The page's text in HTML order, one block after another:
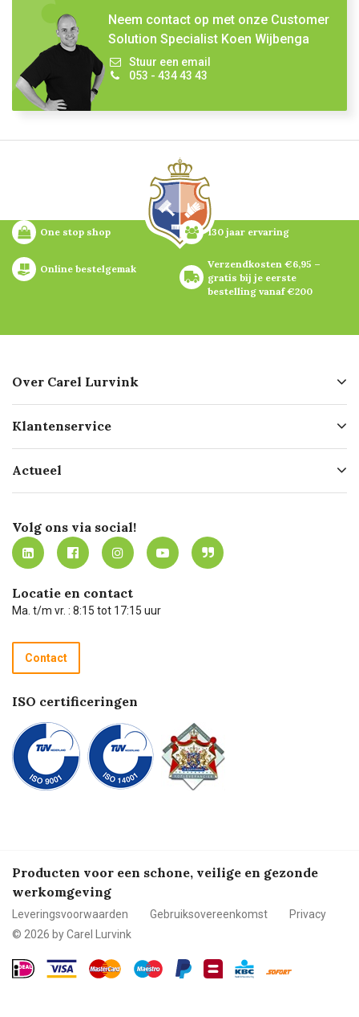
Neem contact op met onze Customer
Solution Specialist Koen Wijbenga
Stuur een email
053 - 434 43 43
One stop shop 130 jaar ervaring
Online bestelgemak
Verzendkosten €6,95 –
gratis bij je eerste
bestelling vanaf €200
Over Carel Lurvink
Geschiedenis
Missie
Werken bij Carel Lurvink
MVO
Klantenservice
Bezorgen
Mijn Carel Lurvink
Mijn Carel Lurvink instructievideo's
Carel Lurvink App
Hulp op afstand
Technische dienst
Recycle programma
Betalen
Actueel
Innovation LAB
Tevreden klanten
Carel Lurvink Blog
Carel de podcast
Volg ons via social!
Locatie en contact
Ma. t/m vr. : 8:15 tot 17:15 uur
Contact
ISO certificeringen
Producten voor een schone, veilige en gezonde
werkomgeving
Leveringsvoorwaarden Gebruiksovereenkomst
Privacy
© 2026 by Carel Lurvink